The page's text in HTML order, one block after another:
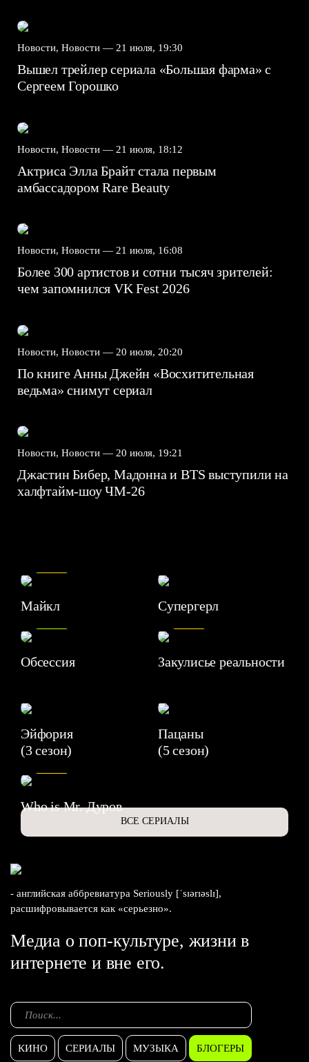
Новости, Новости — 21 июля, 19:30
Вышел трейлер сериала «Большая фарма» с
Сергеем Горошко
Новости, Новости — 21 июля, 18:12
Актриса Элла Брайт стала первым
амбассадором Rare Beauty
Новости, Новости — 21 июля, 16:08
Более 300 артистов и сотни тысяч зрителей:
чем запомнился VK Fest 2026
Новости, Новости — 20 июля, 20:20
По книге Анны Джейн «Восхитительная
ведьма» снимут сериал
Новости, Новости — 20 июля, 19:21
Джастин Бибер, Мадонна и BTS выступили на
халфтайм-шоу ЧМ-26
Майкл Супергерл
Обсессия
7.1
Закулисье реальности
Эйфория
(3 сезон)
Пацаны
(5 сезон)
Who is Mr. Дуров
ВСЕ СЕРИАЛЫ
- английская аббревиатура Seriously [ˈsɪərɪəslɪ],
расшифровывается как «серьезно».
Медиа о поп-культуре, жизни в
интернете и вне его.
КИНО СЕРИАЛЫ МУЗЫКА БЛОГЕРЫ